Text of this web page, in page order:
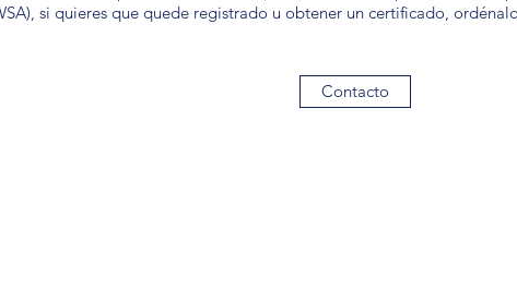
si quieres que quede registrado u obtener un certificado,
Contacto